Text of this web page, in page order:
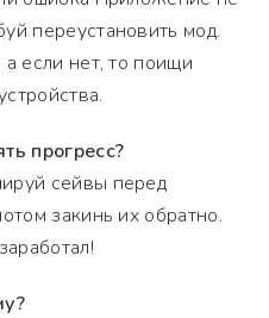
переустановить мод.
если нет, то поищи
прогресс?
сейвы перед
закинь их обратно.